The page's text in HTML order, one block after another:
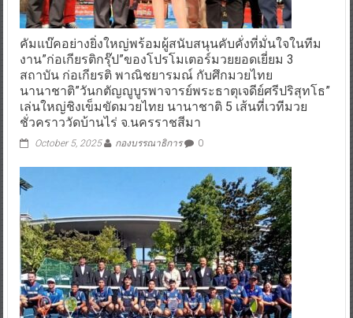
คัมแบ๊คอย่างยิ่งใหญ่พร้อมผู้สนับสนุนคับคั่งที่มั่นใจในทีม
งาน”ก่อเกียรติกรุ๊ป”ของโปรโมเตอร์มวยยอดเยี่ยม 3
สถาบัน ก่อเกียรติ พาณิชยารมณ์ กับศึกมวยไทย
นานาชาติ”วันกตัญญูบูรพาจารย์พระธาตุเจดีย์ศรีปริสุทโธ”
เล่นใหญ่ชิงเข็มขัดมวยไทย นานาชาติ 5 เส้นที่เวทีมวย
ชั่วคราววัดบ้านไร่ จ.นครราชสีมา
October 5, 2025 กองบรรณาธิการ 0